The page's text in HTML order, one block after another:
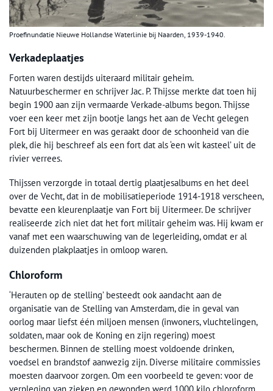
Proefinundatie Nieuwe Hollandse Waterlinie bij Naarden, 1939-1940.
Verkadeplaatjes
Forten waren destijds uiteraard militair geheim.
Natuurbeschermer en schrijver Jac. P. Thijsse merkte dat toen hij
begin 1900 aan zijn vermaarde Verkade-albums begon. Thijsse
voer een keer met zijn bootje langs het aan de Vecht gelegen
Fort bij Uitermeer en was geraakt door de schoonheid van die
plek, die hij beschreef als een fort dat als ‘een wit kasteel’ uit de
rivier verrees.
Thijssen verzorgde in totaal dertig plaatjesalbums en het deel
over de Vecht, dat in de mobilisatieperiode 1914-1918 verscheen,
bevatte een kleurenplaatje van Fort bij Uitermeer. De schrijver
realiseerde zich niet dat het fort militair geheim was. Hij kwam er
vanaf met een waarschuwing van de legerleiding, omdat er al
duizenden plakplaatjes in omloop waren.
Chloroform
‘Herauten op de stelling’ besteedt ook aandacht aan de
organisatie van de Stelling van Amsterdam, die in geval van
oorlog maar liefst één miljoen mensen (inwoners, vluchtelingen,
soldaten, maar ook de Koning en zijn regering) moest
beschermen. Binnen de stelling moest voldoende drinken,
voedsel en brandstof aanwezig zijn. Diverse militaire commissies
moesten daarvoor zorgen. Om een voorbeeld te geven: voor de